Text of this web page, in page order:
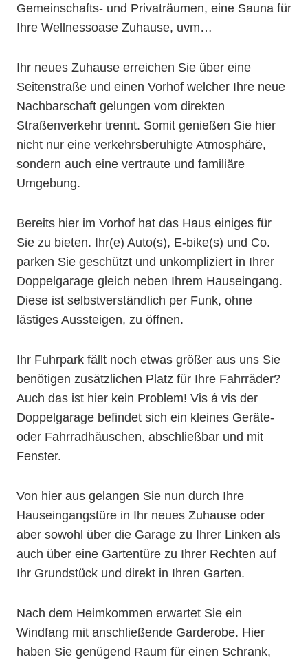
Gemeinschafts- und Privaträumen, eine Sauna für
Ihre Wellnessoase Zuhause, uvm…
Ihr neues Zuhause erreichen Sie über eine
Seitenstraße und einen Vorhof welcher Ihre neue
Nachbarschaft gelungen vom direkten
Straßenverkehr trennt. Somit genießen Sie hier
nicht nur eine verkehrsberuhigte Atmosphäre,
sondern auch eine vertraute und familiäre
Umgebung.
Bereits hier im Vorhof hat das Haus einiges für
Sie zu bieten. Ihr(e) Auto(s), E-bike(s) und Co.
parken Sie geschützt und unkompliziert in Ihrer
Doppelgarage gleich neben Ihrem Hauseingang.
Diese ist selbstverständlich per Funk, ohne
lästiges Aussteigen, zu öffnen.
Ihr Fuhrpark fällt noch etwas größer aus uns Sie
benötigen zusätzlichen Platz für Ihre Fahrräder?
Auch das ist hier kein Problem! Vis á vis der
Doppelgarage befindet sich ein kleines Geräte-
oder Fahrradhäuschen, abschließbar und mit
Fenster.
Von hier aus gelangen Sie nun durch Ihre
Hauseingangstüre in Ihr neues Zuhause oder
aber sowohl über die Garage zu Ihrer Linken als
auch über eine Gartentüre zu Ihrer Rechten auf
Ihr Grundstück und direkt in Ihren Garten.
Nach dem Heimkommen erwartet Sie ein
Windfang mit anschließende Garderobe. Hier
haben Sie genügend Raum für einen Schrank,